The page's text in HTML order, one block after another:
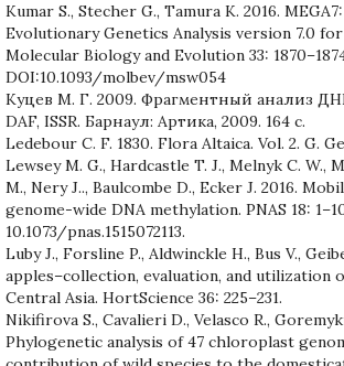
Kumar S., Stecher G., Tamura K. 2016.
Evolutionary Genetics Analysis version 7.0
Molecular Biology and Evolution 33:
DOI:10.1093/molbev/msw054
Куцев М. Г. 2009. Фрагментный анализ
DAF, ISSR. Барнаул: Артика, 2009. 164 с.
Ledebour C. F. 1830. Flora Altaica. Vol. 2. G.
Lewsey M. G., Hardcastle T. J., Melnyk C. W.,
M., Nery J.., Baulcombe D., Ecker J. 2016.
genome-wide DNA methylation. PNAS 18:
10.1073/pnas.1515072113.
Luby J., Forsline P., Aldwinckle H., Bus V.,
apples–collection, evaluation, and utilization
Central Asia. HortScience 36: 225–231.
Nikifirova S., Cavalieri D., Velasco R.,
Phylogenetic analysis of 47 chloroplast